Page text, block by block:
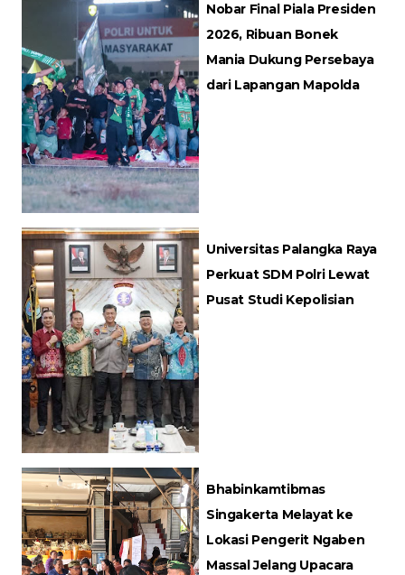
Nobar Final Piala Presiden
2026, Ribuan Bonek
Mania Dukung Persebaya
dari Lapangan Mapolda
Universitas Palangka Raya
Perkuat SDM Polri Lewat
Pusat Studi Kepolisian
Bhabinkamtibmas
Singakerta Melayat ke
Lokasi Pengerit Ngaben
Massal Jelang Upacara